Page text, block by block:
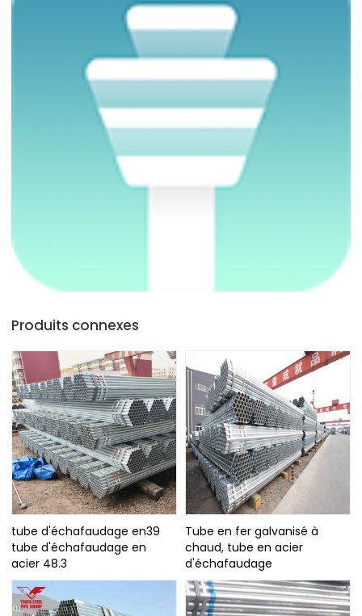
Produits connexes
tube d'échafaudage en39
tube d'échafaudage en
acier 48.3
Tube en fer galvanisé à
chaud, tube en acier
d'échafaudage